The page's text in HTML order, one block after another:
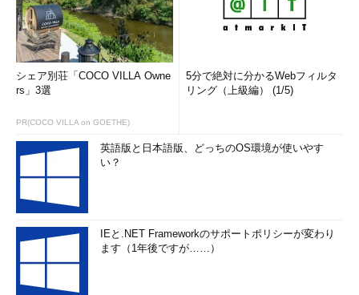
シェア別荘「COCO VILLA Owne
rs」3選
PR(COCO VILLA on GOETHE)
5分で絶対に分かるWebフィルタ
リング（上級編） (1/5)
英語版と日本語版、どっちのOS環境が使いやす
い？
IEと.NET Frameworkのサポートポリシーが変わり
ます（1年後ですが……）